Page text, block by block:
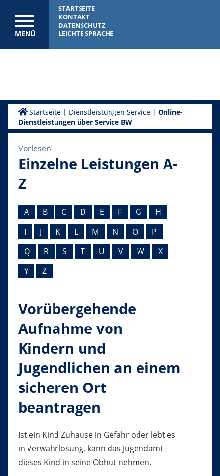
MENÜ
STARTSEITE
KONTAKT
DATENSCHUTZ
LEICHTE SPRACHE
Startseite| Dienstleistungen Service| Online-
Dienstleistungen über Service BW
Vorlesen
Einzelne Leistungen A-
Z
A B C D E F G
H
I
J K L M N O
P
Q
R S T U V W
X
Y
Z
Vorübergehende
Aufnahme von
Kindern und
Jugendlichen an einem
sicheren Ort
beantragen
Ist ein Kind Zuhause in Gefahr oder lebt es
in Verwahrlosung, kann das Jugendamt
dieses Kind in seine Obhut nehmen.